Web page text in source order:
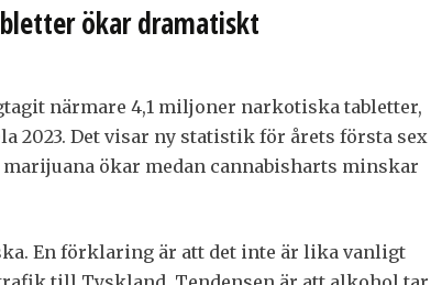
ökar dramatiskt
närmare 4,1 miljoner narkotiska tabletter,
2023. Det visar ny statistik för årets första sex
marijuana ökar medan cannabisharts minskar
En förklaring är att det inte är lika vanligt